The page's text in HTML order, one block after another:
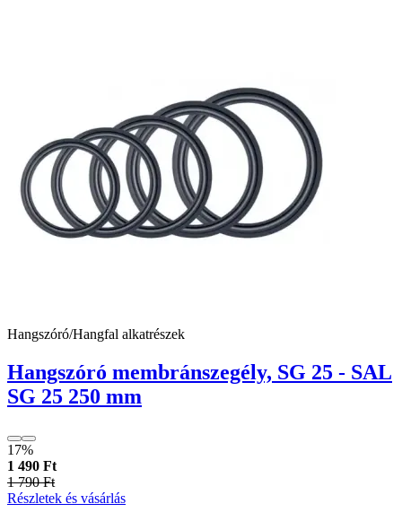
Hangszóró/Hangfal alkatrészek
Hangszóró membránszegély, SG 25 - SAL
SG 25 250 mm
17%
1 490 Ft
1 790 Ft
Részletek és vásárlás